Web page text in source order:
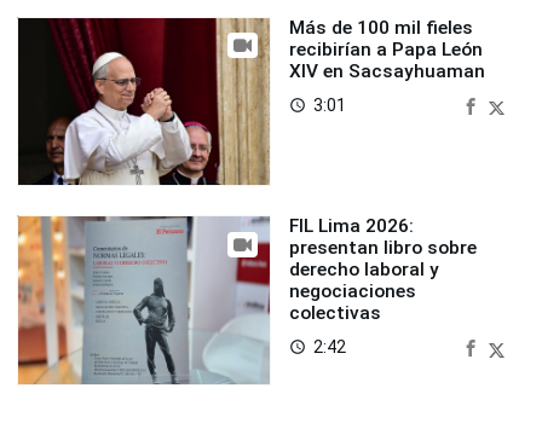
Más de 100 mil fieles
recibirían a Papa León
XIV en Sacsayhuaman
access_time 3:01
FIL Lima 2026:
presentan libro sobre
derecho laboral y
negociaciones
colectivas
access_time 2:42